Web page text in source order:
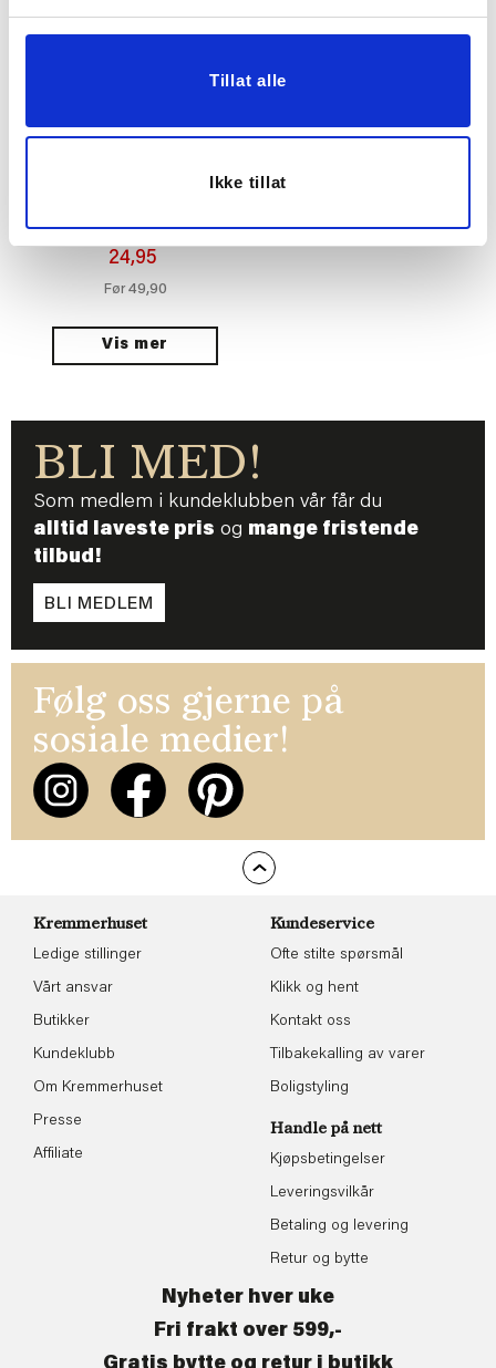
Tillat alle
Ikke tillat
BLOMSTRING GRØNN
24,95
Før49,90
Vis mer
BLI MED!
Som medlem i kundeklubben vår får du
alltid laveste pris og mange fristende
tilbud!
BLI MEDLEM
Følg oss gjerne på
sosiale medier!
Kremmerhuset
Ledige stillinger
Vårt ansvar
Butikker
Kundeklubb
Om Kremmerhuset
Presse
Affiliate
Kundeservice
Ofte stilte spørsmål
Klikk og hent
Kontakt oss
Tilbakekalling av varer
Boligstyling
Handle på nett
Kjøpsbetingelser
Leveringsvilkår
Betaling og levering
Retur og bytte
Nyheter hver uke
Fri frakt over 599,-